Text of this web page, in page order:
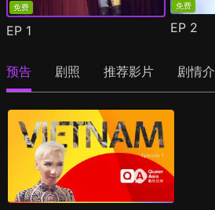
免费
EP 1
免费
EP 2
预告 剧照 推荐影片 剧情